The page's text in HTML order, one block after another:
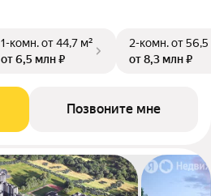
1-комн.от 44,7 м²
от 6,5 млн ₽
2-комн.от 56,5
от 8,3 млн ₽
Позвоните мне